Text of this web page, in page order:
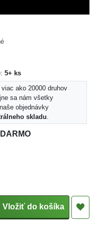
5+ ks
ako 20000 druhov
sa nám všetky
objednávky
skladu
Vložiť do košíka